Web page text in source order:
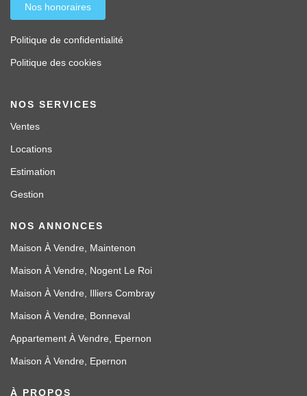
Nos honoraires
Politique de confidentialité
Politique des cookies
NOS SERVICES
Ventes
Locations
Estimation
Gestion
NOS ANNONCES
Maison À Vendre, Maintenon
Maison À Vendre, Nogent Le Roi
Maison À Vendre, Illiers Combray
Maison À Vendre, Bonneval
Appartement À Vendre, Epernon
Maison À Vendre, Epernon
À PROPOS